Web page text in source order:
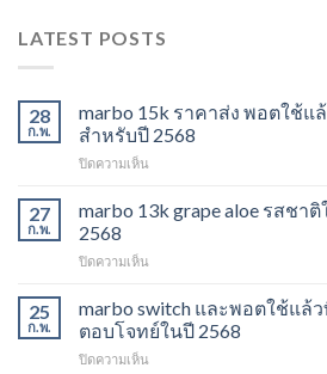
LATEST POSTS
28
ก.พ.
marbo 15k ราคาส่ง พอตใช้แ
สำหรับปี 2568
ปิดความเห็น
15k
ราคา
พอต
แล้ว
ทิ้ง
เลือก
27
ก.พ.
marbo 13k grape aloe รสช
2568
ปิดความเห็น
13k
grape
aloe
รสชาติ
25
ก.พ.
marbo switch และพอตใช้แล้
ตอบโจทย์ในปี 2568
ปิดความเห็น